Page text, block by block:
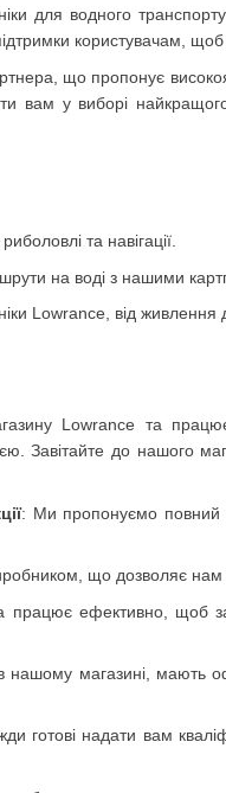
для водного
користувачам,
що пропонує
вам у виборі
та навігації.
на воді з нашими
Lowrance, від живлення
Lowrance та
Завітайте до нашого
: Ми пропонуємо повний
що дозволяє нам
працює ефективно, щоб
магазині, мають
готові надати вам